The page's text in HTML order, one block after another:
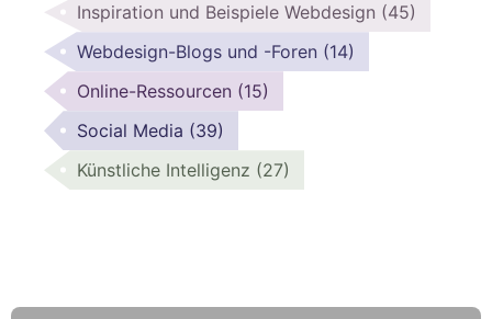
Inspiration und Beispiele Webdesign (45)
Webdesign-Blogs und -Foren (14)
Online-Ressourcen (15)
Social Media (39)
Künstliche Intelligenz (27)